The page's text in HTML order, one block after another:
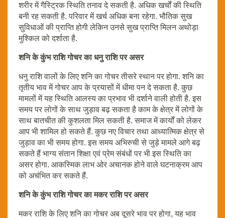
शरीर में गैस्ट्रिक स्थिति तनाव दे सकती है. अधिक खर्चों की स्थिति
बनी रह सकती है. परिवार में खर्च अधिक बना रहेगा. भौतिक सुख
सुविधाओं की प्राप्ति होगी लेकिन उनसे सुख प्राप्ति मिलन अथोड़ा
मुश्किल को दर्शाता है.
शनि के कुंभ राशि गोचर का धनु राशि पर असर
धनु राशि वालों के लिए शनि का गोचर तीसरे स्थान पर होगा. शनि का
तृतीय भाव में गोचर आप के प्रयासों में धीमा पन दे सकता है. कुछ
मामलों में यह स्थिति आलस्य का प्रभाव भी दर्शाने वाली होती है. इस
समय पर लोगों के साथ जुड़ाव बढ़ सकता है काम के क्षेत्र में लोगों के
साथ बातचीत की कुशलता मिल सकती है. समाज में कार्यों को लेकर
आप भी शामिल हो सकते हैं. कुछ नए विचार तथा आध्यात्मिक क्षेत्र से
जुड़ाव का भी समय होगा. इस समय अभिरुची से जुड़े मामले आगे बढ़
सकते हैं भाग्य संतान शिक्षा एवं प्रेम संबंधों पर भी इस स्थिति का
असर होगा. आकस्मिक लाभ ओर अचानक होने वाले घटनाक्रम आप
को अचंभित कर सकते हैं.
शनि के कुंभ राशि गोचर का मकर राशि पर असर
मकर राशि के लिए शनि का गोचर अब दूसरे भाव पर होगा, यह भाव